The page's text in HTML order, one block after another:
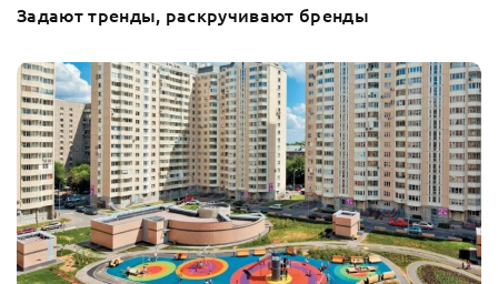
Задают тренды, раскручивают бренды